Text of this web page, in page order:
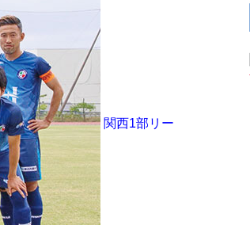
関西1部リー